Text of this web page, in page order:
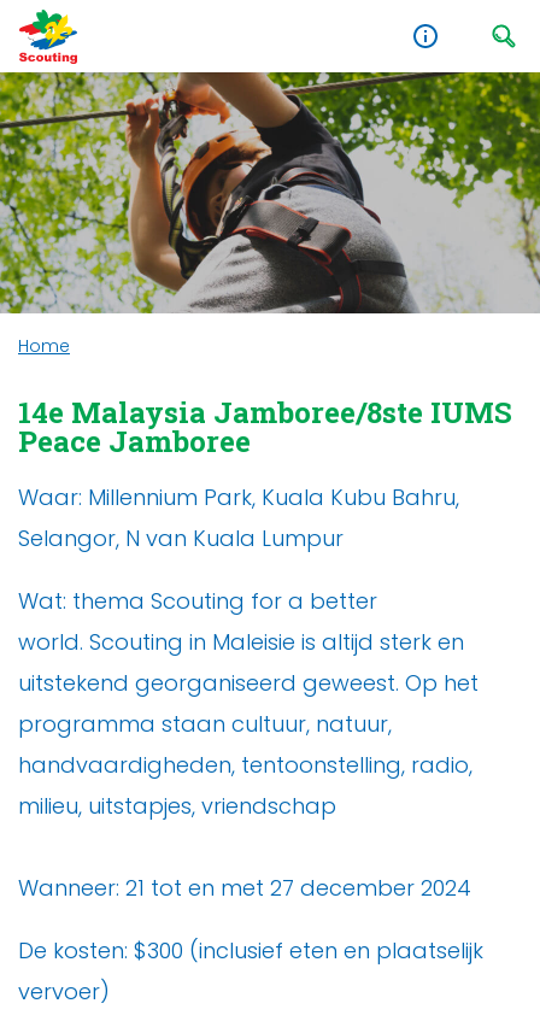
Home
14e Malaysia Jamboree/8ste IUMS
Peace Jamboree
Waar: Millennium Park, Kuala Kubu Bahru,
Selangor, N van Kuala Lumpur
Wat: thema Scouting for a better
world. Scouting in Maleisie is altijd sterk en
uitstekend georganiseerd geweest. Op het
programma staan cultuur, natuur,
handvaardigheden, tentoonstelling, radio,
milieu, uitstapjes, vriendschap
Wanneer: 21 tot en met 27 december 2024
De kosten: $300 (inclusief eten en plaatselijk
vervoer)